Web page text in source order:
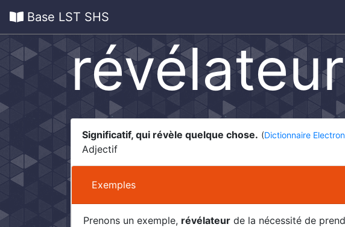
Base LST SHS
révélateur
Significatif, qui révèle quelque chose. (Dictionnaire
Adjectif
Exemples
Prenons un exemple, révélateur de la nécessité de